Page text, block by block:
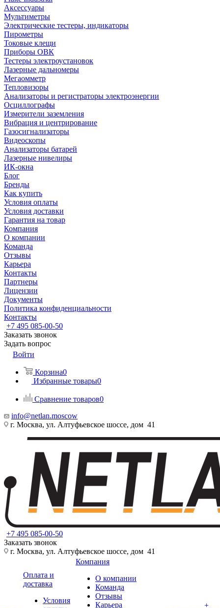
Аксессуары
Мультиметры
Электрические тестеры, индикаторы
Пирометры
Токовые клещи
Приборы ОВК
Тестеры электроустановок
Лазерные дальномеры
Мегаомметр
Тепловизоры
Анализаторы и регистраторы электроэнергии
Осциллографы
Измерители заземления
Вибрация и центрирование
Газосигнализаторы
Видеоскопы
Анализаторы батарей
Лазерные нивелиры
ИК-окна
Блог
Бренды
Как купить
Условия оплаты
Условия доставки
Гарантия на товар
Компания
О компании
Команда
Отзывы
Карьера
Контакты
Партнеры
Лицензии
Документы
Политика конфиденциальности
Контакты
+7 495 085-00-50
Заказать звонок
Задать вопрос
Войти
Корзина0
Избранные товары0
Сравнение товаров0
info@netlan.moscow
г. Москва, ул. Алтуфьевское шоссе, дом 41
+7 495 085-00-50
Заказать звонок
г. Москва, ул. Алтуфьевское шоссе, дом 41
Оплата и
доставка
Условия
Компания
О компании
Команда
Отзывы
Карьера
+